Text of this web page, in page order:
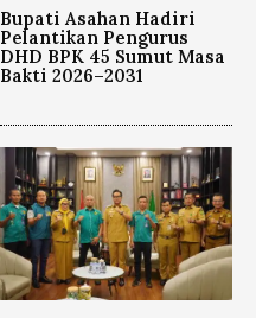
Bupati Asahan Hadiri
Pelantikan Pengurus
DHD BPK 45 Sumut Masa
Bakti 2026–2031